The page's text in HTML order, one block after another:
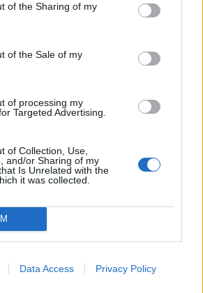
of the Sharing of my
of the Sale of my
of processing my
Targeted Advertising.
of Collection, Use,
and/or Sharing of my
Is Unrelated with the
it was collected.
Data Access Privacy Policy
kapott egy
ezért lemondta székelyföldi
állapotairól árulkodik.